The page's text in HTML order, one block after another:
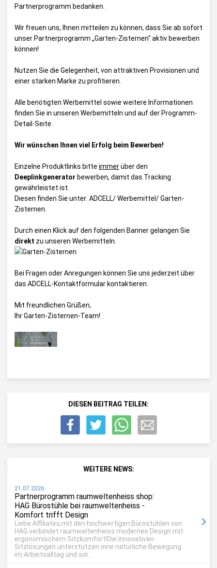
Partnerprogramm bedanken.
Wir freuen uns, Ihnen mitteilen zu können, dass Sie ab sofort
unser Partnerprogramm „Garten-Zisternen“ aktiv bewerben
können!
Nutzen Sie die Gelegenheit, von attraktiven Provisionen und
einer starken Marke zu profitieren.
Alle benötigten Werbemittel sowie weitere Informationen
finden Sie in unseren Werbemitteln und auf der Programm-
Detail-Seite.
Wir wünschen Ihnen viel Erfolg beim Bewerben!
Einzelne Produktlinks bitte immerüber den
Deeplinkgenerator bewerben, damit das Tracking
gewährleistet ist.
Diesen finden Sie unter: ADCELL/ Werbemittel/ Garten-
Zisternen
Durch einen Klick auf den folgenden Banner gelangen Sie
direkt zu unseren Werbemitteln.
Bei Fragen oder Anregungen können Sie uns jederzeit über
das ADCELL-Kontaktformular kontaktieren.
Mit freundlichen Grüßen,
Ihr Garten-Zisternen-Team!
DIESEN BEITRAG TEILEN:
WEITERE NEWS:
21.07.2026
Partnerprogramm raumweltenheiss shop:
HAG Bürostühle bei raumweltenheiss -
Komfort trifft Design
Liebe Affiliates,mit den hochwertigen Bürostühlen von
HAG verbindet raumweltenheiss modernes Design mit
ergonomischem Sitzkomfort!Die innovativen
Sitzlösungen unterstützen eine natürliche Bewegung
im Arbeitsalltag und sor...